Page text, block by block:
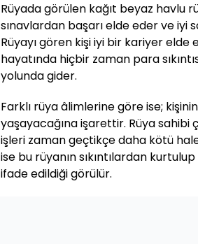
Rüyada görülen kağıt beyaz havlu
sınavlardan başarı elde eder ve iyi
Rüyayı gören kişi iyi bir kariyer elde
hayatında hiçbir zaman para
yolunda gider.
Farklı rüya âlimlerine göre ise;
yaşayacağına işarettir. Rüya
işleri zaman geçtikçe daha kötü
ise bu rüyanın sıkıntılardan
ifade edildiği görülür.